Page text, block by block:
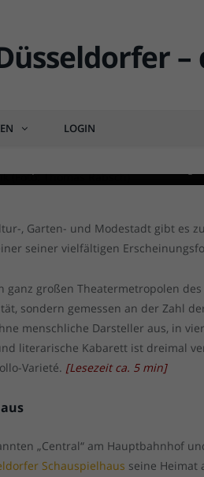
LOGIN
, Garten- und Modestadt gibt es
seiner vielfältigen
ganz großen Theatermetropolen
sondern gemessen an der Zahl
menschliche Darsteller aus, in
literarische Kabarett ist dreimal
Varieté. [Lesezeit ca. 5 min]
„Central“ am Hauptbahnhof
Schauspielhaus seine Heimat